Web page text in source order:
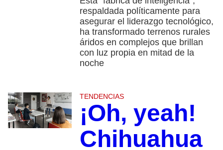
respaldada políticamente para
asegurar el liderazgo tecnológico,
ha transformado terrenos rurales
áridos en complejos que brillan
con luz propia en mitad de la
noche
TENDENCIAS
¡Oh, yeah!
Chihuahua